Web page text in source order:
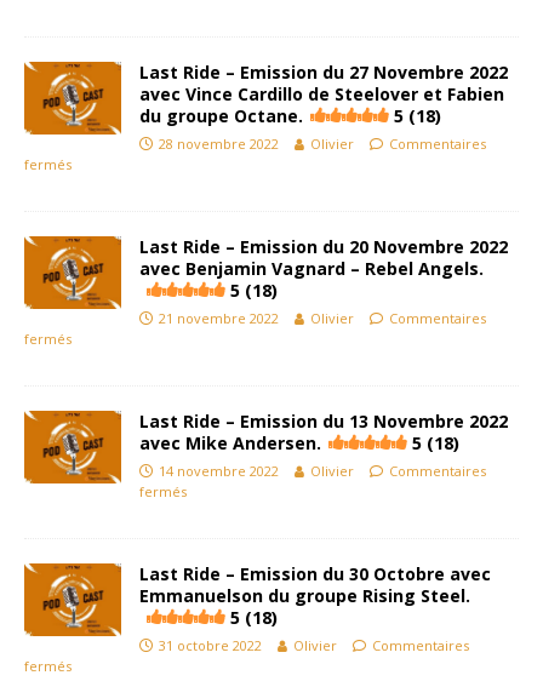
Last Ride – Emission du 27 Novembre 2022
avec Vince Cardillo de Steelover et Fabien
du groupe Octane.
5 (18)
28 novembre 2022 Olivier
Commentaires
fermés
Last Ride – Emission du 20 Novembre 2022
avec Benjamin Vagnard – Rebel Angels.
5 (18)
21 novembre 2022 Olivier
Commentaires
fermés
Last Ride – Emission du 13 Novembre 2022
avec Mike Andersen.
5 (18)
14 novembre 2022 Olivier
Commentaires
fermés
Last Ride – Emission du 30 Octobre avec
Emmanuelson du groupe Rising Steel.
5 (18)
31 octobre 2022 Olivier
Commentaires
fermés